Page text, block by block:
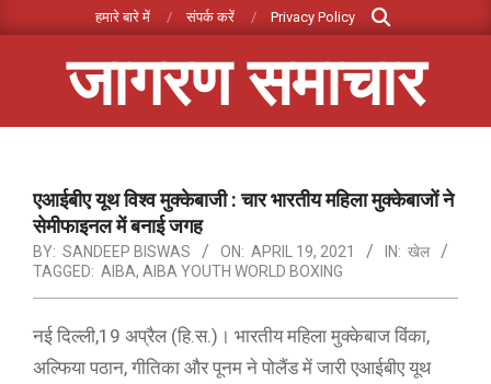
to
हमारे बारे में संपर्क करें Privacy Policy
Search
जागरण समाचार
Menuएआईबीए यूथ विश्व मुक्केबाजी : चार भारतीय महिला मुक्केबाजों ने
सेमीफाइनल में बनाई जगह
BY: SANDEEP BISWAS ON: APRIL 19, 2021 IN: खेल
TAGGED: AIBA, AIBA YOUTH WORLD BOXING
नई दिल्ली,19 अप्रैल (हि.स.)। भारतीय महिला मुक्केबाज विंका,
अल्फिया पठान, गीतिका और पूनम ने पोलैंड में जारी एआईबीए यूथ